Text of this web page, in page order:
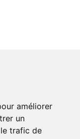
améliorer
un
trafic de